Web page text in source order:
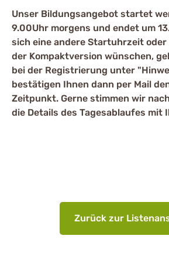
Unser Bildungsangebot startet
9.00Uhr morgens und endet um
sich eine andere Startuhrzeit
der Kompaktversion wünschen,
bei der Registrierung unter
bestätigen Ihnen dann per Mail
Zeitpunkt. Gerne stimmen wir
die Details des Tagesablaufes mit
Zurück zur